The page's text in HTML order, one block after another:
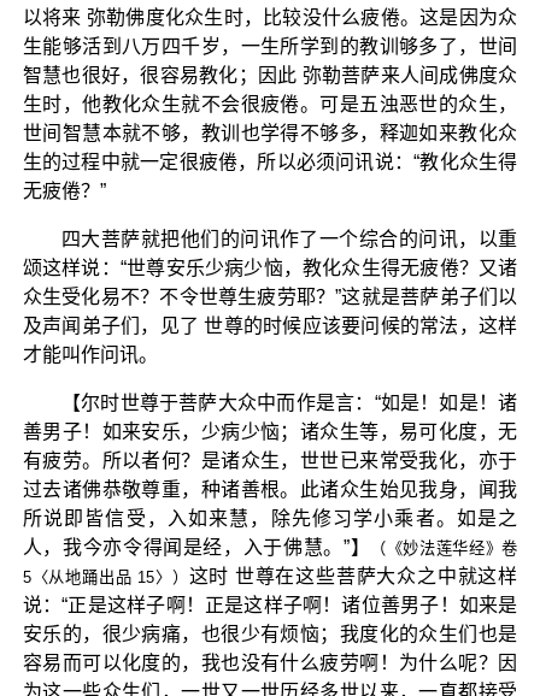
以将来 弥勒佛度化众生时，比较没什么疲倦。这是因为众
生能够活到八万四千岁，一生所学到的教训够多了，世间
智慧也很好，很容易教化；因此 弥勒菩萨来人间成佛度众
生时，他教化众生就不会很疲倦。可是五浊恶世的众生，
世间智慧本就不够，教训也学得不够多，释迦如来教化众
生的过程中就一定很疲倦，所以必须问讯说：“教化众生得
无疲倦？”
四大菩萨就把他们的问讯作了一个综合的问讯，以重
颂这样说：“世尊安乐少病少恼，教化众生得无疲倦？又诸
众生受化易不？不令世尊生疲劳耶？”这就是菩萨弟子们以
及声闻弟子们，见了 世尊的时候应该要问候的常法，这样
才能叫作问讯。
【尔时世尊于菩萨大众中而作是言：“如是！如是！诸
善男子！如来安乐，少病少恼；诸众生等，易可化度，无
有疲劳。所以者何？是诸众生，世世已来常受我化，亦于
过去诸佛恭敬尊重，种诸善根。此诸众生始见我身，闻我
所说即皆信受，入如来慧，除先修习学小乘者。如是之
人，我今亦令得闻是经，入于佛慧。”】
（《妙法莲华经》卷
5〈从地踊出品 15〉） 这时 世尊在这些菩萨大众之中就这样
说：“正是这样子啊！正是这样子啊！诸位善男子！如来是
安乐的，很少病痛，也很少有烦恼；我度化的众生们也是
容易而可以化度的，我也没有什么疲劳啊！为什么呢？因
为这一些众生们，一世又一世历经多世以来，一直都接受